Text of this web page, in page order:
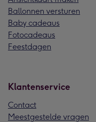
Ballonnen versturen
Baby cadeaus
Fotocadeaus
Feestdagen
Klantenservice
Contact
Meestgestelde vragen